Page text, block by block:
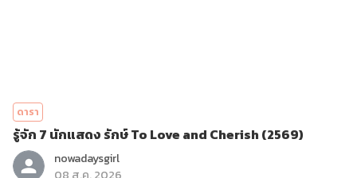
ดารา
รู้จัก 7 นักแสดง รักษ์ To Love and Cherish (2569)
nowadaysgirl